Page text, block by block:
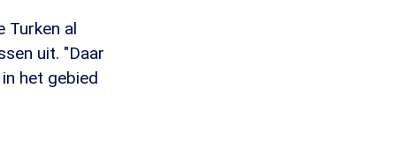
Turken al
uit. "Daar
het gebied